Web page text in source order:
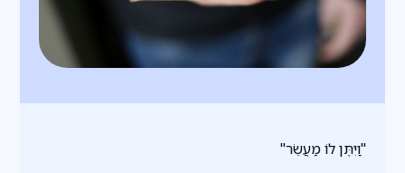
"וַיִּתֶּן לוֹ מַעֲשֵׂר"